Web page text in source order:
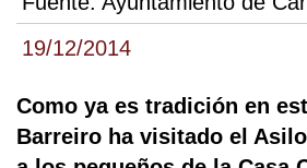
19/12/2014
Como ya es tradición en
Barreiro ha visitado el